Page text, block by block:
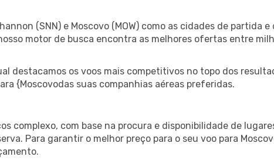
(SNN) e Moscovo (MOW) como as cidades de partida e
motor de busca encontra as melhores ofertas entre
destacamos os voos mais competitivos no topo dos
{Moscovodas suas companhias aéreas preferidas.
complexo, com base na procura e disponibilidade de
Para garantir o melhor preço para o seu voo para